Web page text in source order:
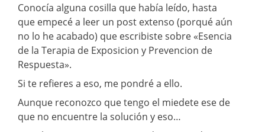
Conocía alguna cosilla que había leído, hasta
que empecé a leer un post extenso (porqué aún
no lo he acabado) que escribiste sobre «Esencia
de la Terapia de Exposicion y Prevencion de
Respuesta».
Si te refieres a eso, me pondré a ello.
Aunque reconozco que tengo el miedete ese de
que no encuentre la solución y eso…